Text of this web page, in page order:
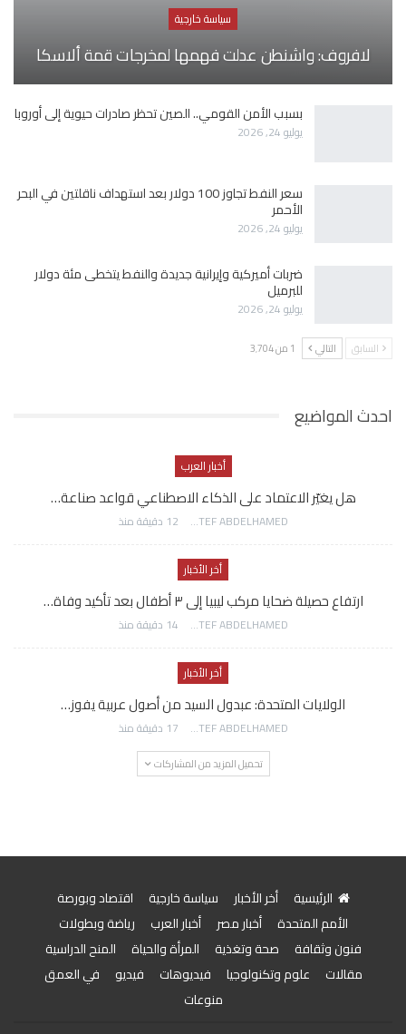
سياسة خارجية
لافروف: واشنطن عدلت فهمها لمخرجات قمة ألاسكا
بسبب الأمن القومي.. الصين تحظر صادرات حيوية إلى أوروبا
يوليو 24, 2026
سعر النفط تجاوز 100 دولار بعد استهداف ناقلتين في البحر
الأحمر
يوليو 24, 2026
ضربات أميركية وإيرانية جديدة والنفط يتخطى مئة دولار
للبرميل
يوليو 24, 2026
السابق التالي 1 من 3٬704
احدث المواضيع
أخبار العرب
هل يغيّر الاعتماد على الذكاء الاصطناعي قواعد صناعة…
AWATEF ABDELHAMED 12 دقيقة منذ
أخر الأخبار
ارتفاع حصيلة ضحايا مركب ليبيا إلى ٣ أطفال بعد تأكيد وفاة…
AWATEF ABDELHAMED 14 دقيقة منذ
أخر الأخبار
الولايات المتحدة: عبدول السيد من أصول عربية يفوز…
AWATEF ABDELHAMED 17 دقيقة منذ
تحميل المزيد من المشاركات
الرئيسية أخر الأخبار سياسة خارجية
اقتصاد وبورصة
الأمم المتحدة
أخبار مصر أخبار العرب
رياضة وبطولات
فنون وثقافة
صحة وتغذية المرأة والحياة
المنح الدراسية
مقالات
علوم وتكنولوجيا فيديوهات فيديو
في العمق
منوعات